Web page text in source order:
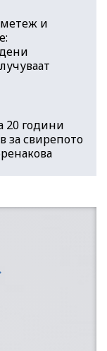
и
20 години
за свирепото